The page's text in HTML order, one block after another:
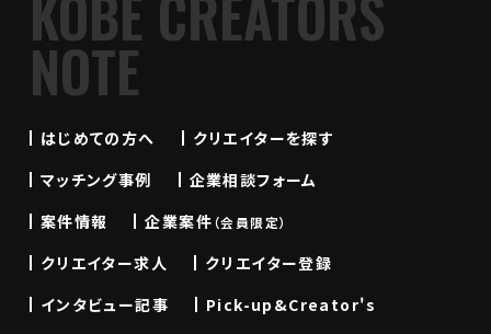
NOTE
はじめての方へ
クリエイターを探す
マッチング事例
企業相談フォーム
案件情報
企業案件（会員限定）
クリエイター求人
クリエイター登録
インタビュー記事
Pick-up&Creator's